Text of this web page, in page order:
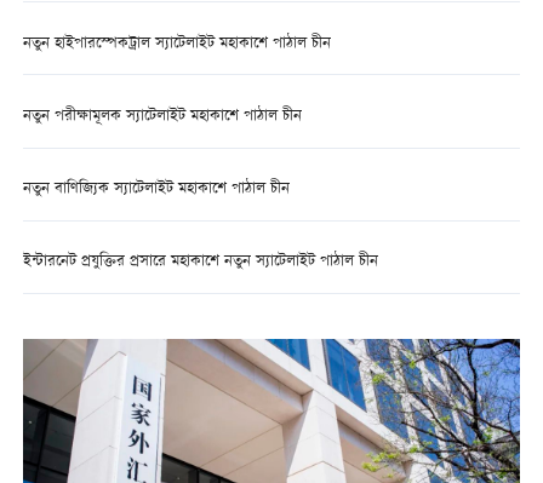
নতুন হাইপারস্পেকট্রাল স্যাটেলাইট মহাকাশে পাঠাল চীন
নতুন পরীক্ষামূলক স্যাটেলাইট মহাকাশে পাঠাল চীন
নতুন বাণিজ্যিক স্যাটেলাইট মহাকাশে পাঠাল চীন
ইন্টারনেট প্রযুক্তির প্রসারে মহাকাশে নতুন স্যাটেলাইট পাঠাল চীন